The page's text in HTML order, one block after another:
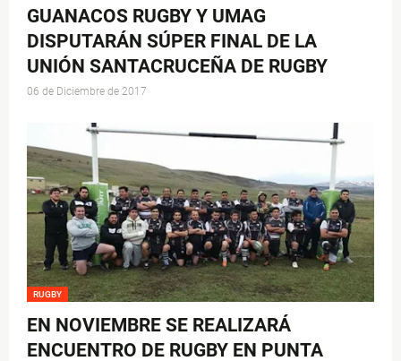
GUANACOS RUGBY Y UMAG
DISPUTARÁN SÚPER FINAL DE LA
UNIÓN SANTACRUCEÑA DE RUGBY
06 de Diciembre de 2017
RUGBY
EN NOVIEMBRE SE REALIZARÁ
ENCUENTRO DE RUGBY EN PUNTA